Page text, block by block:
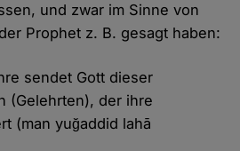
und zwar im Sinne von
Prophet z. B. gesagt haben:
sendet Gott dieser
(Gelehrten), der ihre
(man yuğaddid lahā